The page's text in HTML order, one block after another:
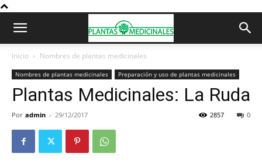
Inicio Nombres de plantas medicinales
Nombres de plantas medicinales Preparación y uso de plantas medicinales
Plantas Medicinales: La Ruda
Por admin - 29/12/2017 0
2857